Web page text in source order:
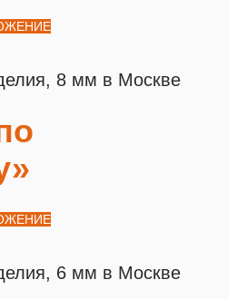
8 мм в Москве
6 мм в Москве